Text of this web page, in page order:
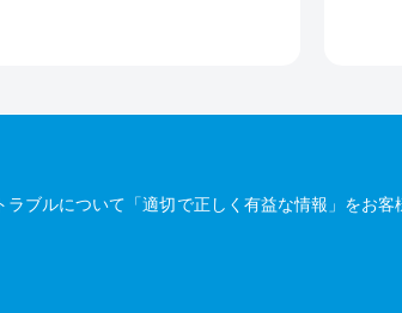
ブルについて「適切で正しく有益な情報」をお客